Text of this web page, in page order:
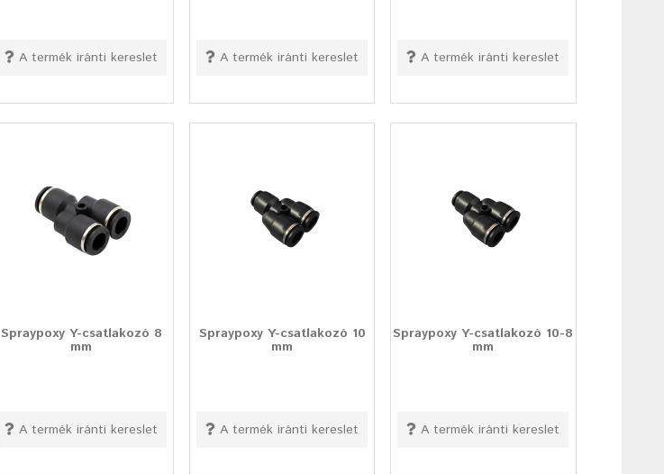
A termék iránti kereslet A termék iránti kereslet A termék iránti kereslet
Spraypoxy Y-csatlakozó 8
mm
A termék iránti kereslet
Spraypoxy Y-csatlakozó 10
mm
A termék iránti kereslet
Spraypoxy Y-csatlakozó 10-8
mm
A termék iránti kereslet